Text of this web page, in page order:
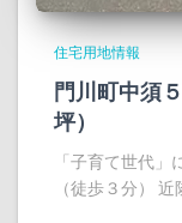
住宅用地情報
門川町中須
坪）
「子育て世代
（徒歩３分） 近